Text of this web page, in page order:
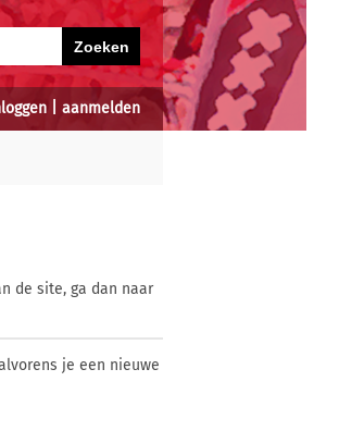
aanmelden
de site, ga dan naar
je een nieuwe